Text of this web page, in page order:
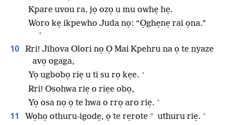
Kpare uvou ra, jọ ozọ u mu owhẹ hẹ.
Woro kẹ ikpewho Juda nọ: “Ọghẹnẹ rai ọna.”
+
10
Rri! Jihova Olori nọ Ọ Mai Kpehru na ọ te nyaze
avọ ogaga,
Yọ ugbobọ riẹ u ti su rọ kẹe. +
Rri! Osohwa riẹ o riẹe obọ,
Yọ osa nọ ọ te hwa o rrọ aro riẹ. +
11 Wọhọ othuru-igodẹ, ọ te rẹrote * uthuru riẹ. +